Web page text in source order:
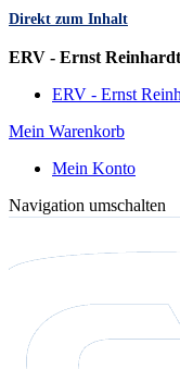
Direkt zum Inhalt
ERV - Ernst
ERV - Ernst
Mein Warenkorb
Mein Konto
Navigation umschalten